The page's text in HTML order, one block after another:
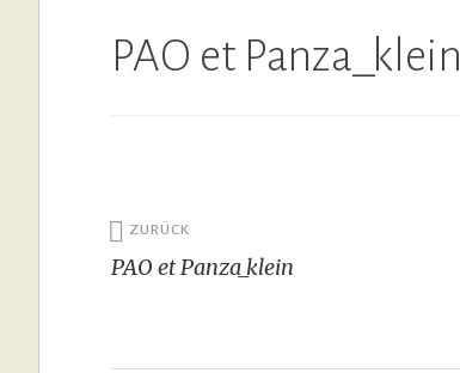
PAO et Panza_klein
Beitragsnavigation
ZURÜCK
PAO et Panza_klein